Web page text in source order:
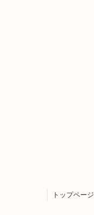
トップページ